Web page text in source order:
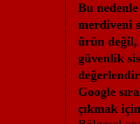
Bu nedenle
merdiveni
ürün
güvenlik
Google
çıkmak